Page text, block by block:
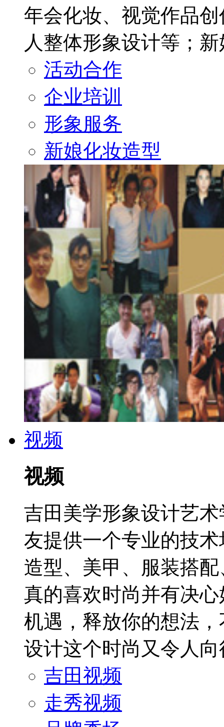
年会化妆、视觉作品
人整体形象设计等；
活动合作
企业培训
形象服务
新娘化妆造型
视频
视频
吉田美学形象设计艺
友提供一个专业的技
造型、美甲、服装搭
真的喜欢时尚并有决
机遇，释放你的想法
设计这个时尚又令人
吉田视频
走秀视频